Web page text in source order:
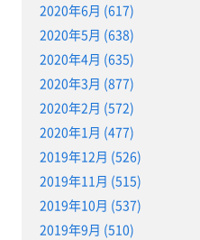
2020年6月 (617)
2020年5月 (638)
2020年4月 (635)
2020年3月 (877)
2020年2月 (572)
2020年1月 (477)
2019年12月 (526)
2019年11月 (515)
2019年10月 (537)
2019年9月 (510)